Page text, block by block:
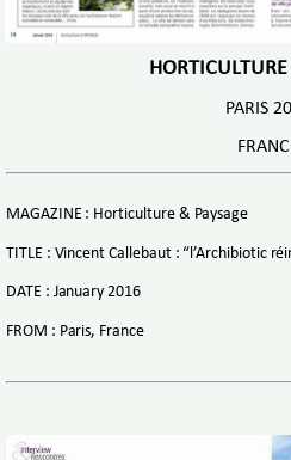
HORTICULTURE
PARIS
MAGAZINE : Horticulture & Paysage
TITLE : Vincent Callebaut : “l’Archibiotic
DATE : January 2016
FROM : Paris, France